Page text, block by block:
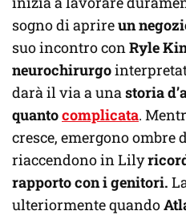
sogno di aprireun
suo incontro con Ryle
neurochirurgo
darà il via a una storia
quantocomplicata.
cresce, emergono ombre
riaccendono in Lily
rapporto con i genitori.
ulteriormente quando